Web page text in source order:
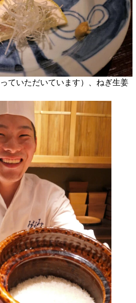
ていただいています）、ねぎ生姜